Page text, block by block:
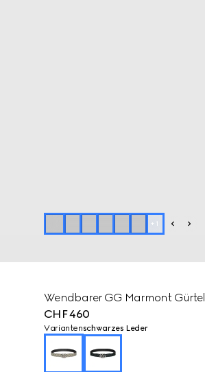
+ 1
Wendbarer GG Marmont Gürtel
CHF 460
Variantenschwarzes Leder